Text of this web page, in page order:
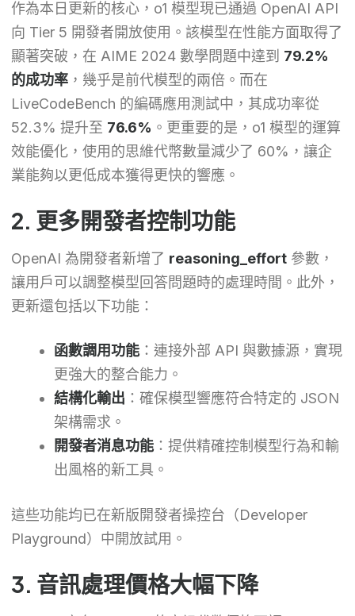
作為本日更新的核心，o1 模型現已通過 OpenAI API
向 Tier 5 開發者開放使用。該模型在性能方面取得了
顯著突破，在 AIME 2024 數學問題中達到 79.2%
的成功率，幾乎是前代模型的兩倍。而在
LiveCodeBench 的編碼應用測試中，其成功率從
52.3% 提升至 76.6% 。更重要的是，o1 模型的運算
效能優化，使用的思維代幣數量減少了 60%，讓企
業能夠以更低成本獲得更快的響應。
2. 更多開發者控制功能
OpenAI 為開發者新增了 reasoning_effort參數，
讓用戶可以調整模型回答問題時的處理時間。此外，
更新還包括以下功能：
函數調用功能：連接外部 API 與數據源，實現
更強大的整合能力。
結構化輸出 ：確保模型響應符合特定的 JSON
架構需求。
開發者消息功能：提供精確控制模型行為和輸
出風格的新工具。
這些功能均已在新版開發者操控台（Developer
Playground）中開放試用。
3. 音訊處理價格大幅下降